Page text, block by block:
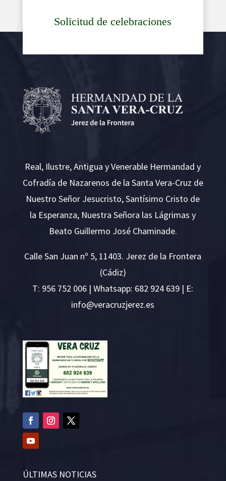
Solicitud de celebraciones
Real, Ilustre, Antigua y Venerable Hermandad y
Cofradía de Nazarenos de la Santa Vera-Cruz de
Nuestro Señor Jesucristo, Santísimo Cristo de
la Esperanza, Nuestra Señora las Lágrimas y
Beato Guillermo José Chaminade.
Calle San Juan nº 5, 11403. Jerez de la Frontera
(Cádiz)
T: 956 752 006 | Whatsapp: 682 924 639 | E:
se.ze
rejzu
rcare
v@ofn
i
ÚLTIMAS NOTICIAS